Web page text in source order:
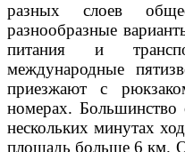
разных слоев
разнообразные
питания и
международные
приезжают с
номерах. Большинство
нескольких минутах
площадь больше 6 км.